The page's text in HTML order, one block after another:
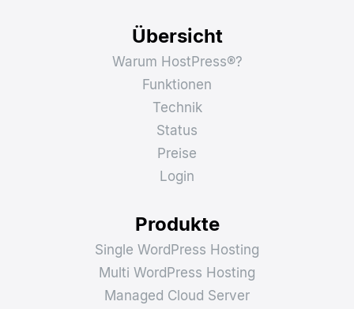
Übersicht
Warum HostPress®?
Funktionen
Technik
Status
Preise
Login
Produkte
Single WordPress Hosting
Multi WordPress Hosting
Managed Cloud Server